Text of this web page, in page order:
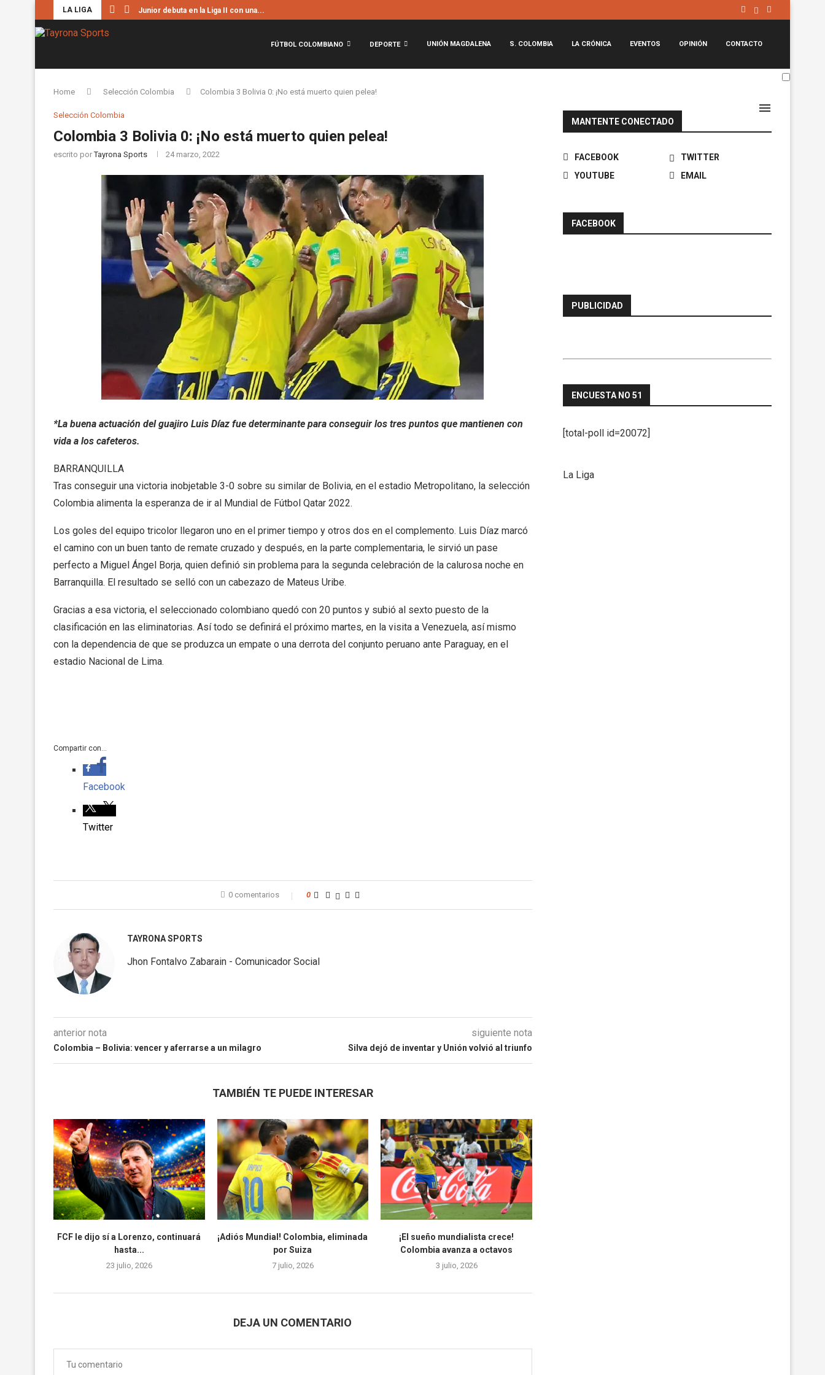
LA LIGA Junior debuta en la Liga II con una...
FÚTBOL COLOMBIANO DEPORTE UNIÓN MAGDALENA S. COLOMBIA LA CRÓNICA EVENTOS OPINIÓN CONTACTO
Home Selección Colombia Colombia 3 Bolivia 0: ¡No está muerto quien pelea!
Selección Colombia
Colombia 3 Bolivia 0: ¡No está muerto quien pelea!
escrito porTayrona Sports 24 marzo, 2022
*La buena actuación del guajiro Luis Díaz fue determinante para conseguir los tres puntos que mantienen con
vida a los cafeteros.
BARRANQUILLA
Tras conseguir una victoria inobjetable 3-0 sobre su similar de Bolivia, en el estadio Metropolitano, la selección
Colombia alimenta la esperanza de ir al Mundial de Fútbol Qatar 2022.
Los goles del equipo tricolor llegaron uno en el primer tiempo y otros dos en el complemento. Luis Díaz marcó
el camino con un buen tanto de remate cruzado y después, en la parte complementaria, le sirvió un pase
perfecto a Miguel Ángel Borja, quien definió sin problema para la segunda celebración de la calurosa noche en
Barranquilla. El resultado se selló con un cabezazo de Mateus Uribe.
Gracias a esa victoria, el seleccionado colombiano quedó con 20 puntos y subió al sexto puesto de la
clasificación en las eliminatorias. Así todo se definirá el próximo martes, en la visita a Venezuela, así mismo
con la dependencia de que se produzca un empate o una derrota del conjunto peruano ante Paraguay, en el
estadio Nacional de Lima.
Compartir con...
Facebook
Twitter
0 comentarios 0
TAYRONA SPORTS
Jhon Fontalvo Zabarain - Comunicador Social
anterior nota
Colombia – Bolivia: vencer y aferrarse a un milagro
siguiente nota
Silva dejó de inventar y Unión volvió al triunfo
TAMBIÉN TE PUEDE INTERESAR
FCF le dijo sí a Lorenzo, continuará
hasta...
23 julio, 2026
¡Adiós Mundial! Colombia, eliminada
por Suiza
7 julio, 2026
¡El sueño mundialista crece!
Colombia avanza a octavos
3 julio, 2026
DEJA UN COMENTARIO
MANTENTE CONECTADO
FACEBOOK
TWITTER
YOUTUBE
EMAIL
FACEBOOK
PUBLICIDAD
ENCUESTA NO 51
[total-poll id=20072]
La Liga